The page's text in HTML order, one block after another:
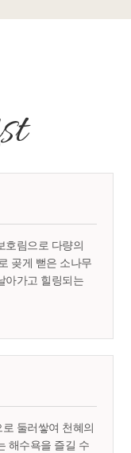
호림으로 다량의
곶게 뻗은 소나무
아가고 힐링되는
둘러쌓여 천혜의
해수욕을 즐길 수